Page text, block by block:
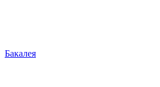
Бакалея